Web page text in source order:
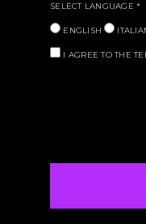
SELECT LANGUAGE *
ENGLISH
I AGREE TO THE